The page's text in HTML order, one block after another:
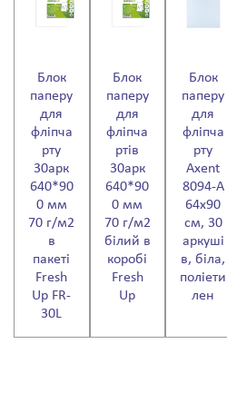
Блок
паперу
для
фліпча
рту
30арк
640*90
0 мм
70 г/м2
в
пакеті
Fresh
Up FR-
30L
Блок
паперу
для
фліпча
ртів
30арк
640*90
0 мм
70 г/м2
білий в
коробі
Fresh
Up
Блок
паперу
для
фліпча
рту
Axent
8094-A
64х90
см, 30
аркуші
в, біла,
поліети
лен